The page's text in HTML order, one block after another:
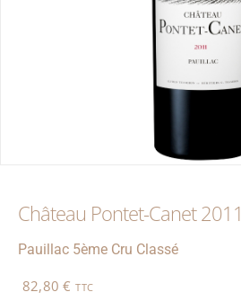
Château Pontet-Canet 2011
Pauillac 5ème Cru Classé
82,80€ TTC